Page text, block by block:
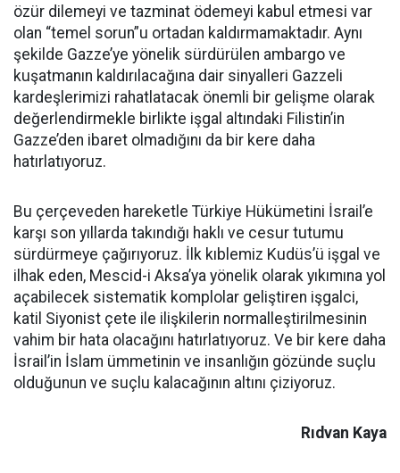
özür dilemeyi ve tazminat ödemeyi kabul etmesi var
olan “temel sorun”u ortadan kaldırmamaktadır. Aynı
şekilde Gazze’ye yönelik sürdürülen ambargo ve
kuşatmanın kaldırılacağına dair sinyalleri Gazzeli
kardeşlerimizi rahatlatacak önemli bir gelişme olarak
değerlendirmekle birlikte işgal altındaki Filistin’in
Gazze’den ibaret olmadığını da bir kere daha
hatırlatıyoruz.
Bu çerçeveden hareketle Türkiye Hükümetini İsrail’e
karşı son yıllarda takındığı haklı ve cesur tutumu
sürdürmeye çağırıyoruz. İlk kıblemiz Kudüs’ü işgal ve
ilhak eden, Mescid-i Aksa’ya yönelik olarak yıkımına yol
açabilecek sistematik komplolar geliştiren işgalci,
katil Siyonist çete ile ilişkilerin normalleştirilmesinin
vahim bir hata olacağını hatırlatıyoruz. Ve bir kere daha
İsrail’in İslam ümmetinin ve insanlığın gözünde suçlu
olduğunun ve suçlu kalacağının altını çiziyoruz.
Rıdvan Kaya